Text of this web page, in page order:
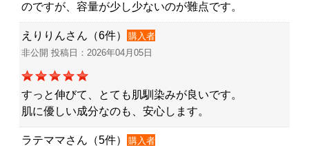
のですが、容量が少し少ないのが難点です。
えりりんさん（6件）
購入者
非公開 投稿日：2026年04月05日
すっと伸びて、とても肌馴染みが良いです。
肌に優しい成分なのも、安心します。
ラテママさん（5件）
購入者